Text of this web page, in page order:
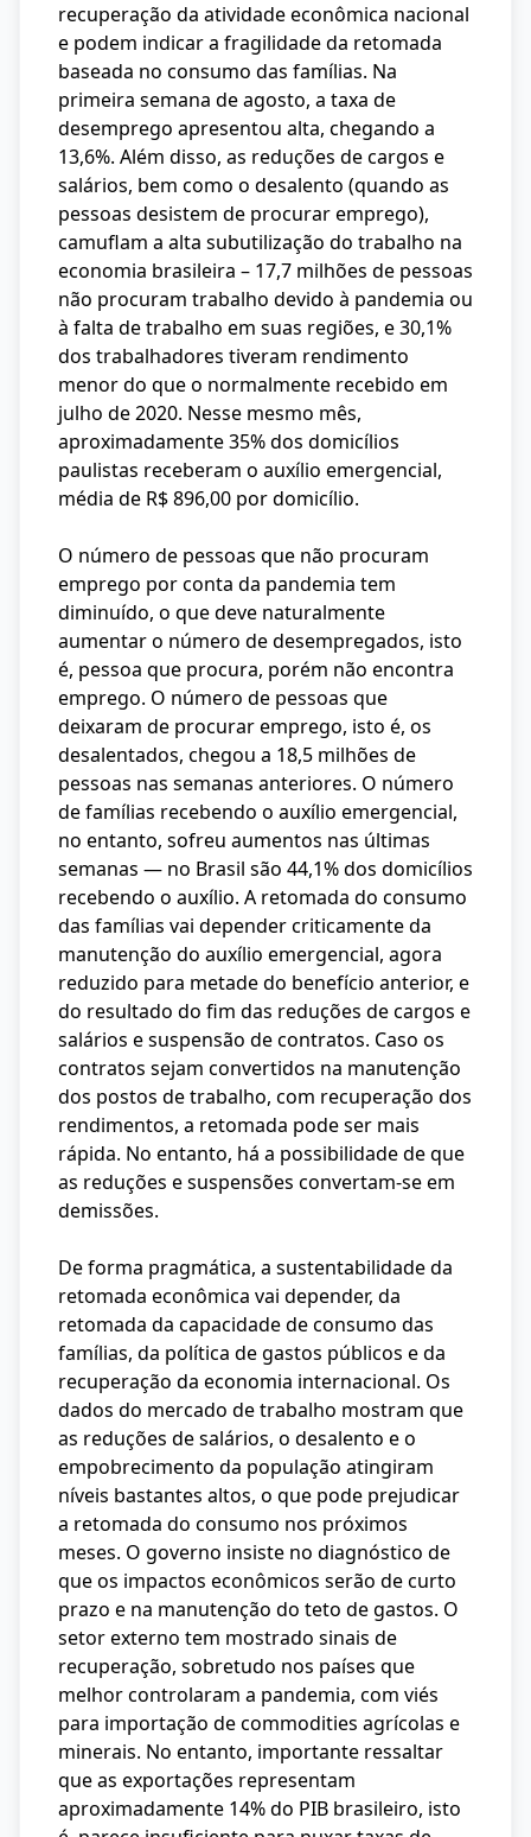
recuperação da atividade econômica nacional
e podem indicar a fragilidade da retomada
baseada no consumo das famílias. Na
primeira semana de agosto, a taxa de
desemprego apresentou alta, chegando a
13,6%. Além disso, as reduções de cargos e
salários, bem como o desalento (quando as
pessoas desistem de procurar emprego),
camuflam a alta subutilização do trabalho na
economia brasileira – 17,7 milhões de pessoas
não procuram trabalho devido à pandemia ou
à falta de trabalho em suas regiões, e 30,1%
dos trabalhadores tiveram rendimento
menor do que o normalmente recebido em
julho de 2020. Nesse mesmo mês,
aproximadamente 35% dos domicílios
paulistas receberam o auxílio emergencial,
média de R$ 896,00 por domicílio.
O número de pessoas que não procuram
emprego por conta da pandemia tem
diminuído, o que deve naturalmente
aumentar o número de desempregados, isto
é, pessoa que procura, porém não encontra
emprego. O número de pessoas que
deixaram de procurar emprego, isto é, os
desalentados, chegou a 18,5 milhões de
pessoas nas semanas anteriores. O número
de famílias recebendo o auxílio emergencial,
no entanto, sofreu aumentos nas últimas
semanas — no Brasil são 44,1% dos domicílios
recebendo o auxílio. A retomada do consumo
das famílias vai depender criticamente da
manutenção do auxílio emergencial, agora
reduzido para metade do benefício anterior, e
do resultado do fim das reduções de cargos e
salários e suspensão de contratos. Caso os
contratos sejam convertidos na manutenção
dos postos de trabalho, com recuperação dos
rendimentos, a retomada pode ser mais
rápida. No entanto, há a possibilidade de que
as reduções e suspensões convertam-se em
demissões.
De forma pragmática, a sustentabilidade da
retomada econômica vai depender, da
retomada da capacidade de consumo das
famílias, da política de gastos públicos e da
recuperação da economia internacional. Os
dados do mercado de trabalho mostram que
as reduções de salários, o desalento e o
empobrecimento da população atingiram
níveis bastantes altos, o que pode prejudicar
a retomada do consumo nos próximos
meses. O governo insiste no diagnóstico de
que os impactos econômicos serão de curto
prazo e na manutenção do teto de gastos. O
setor externo tem mostrado sinais de
recuperação, sobretudo nos países que
melhor controlaram a pandemia, com viés
para importação de commodities agrícolas e
minerais. No entanto, importante ressaltar
que as exportações representam
aproximadamente 14% do PIB brasileiro, isto